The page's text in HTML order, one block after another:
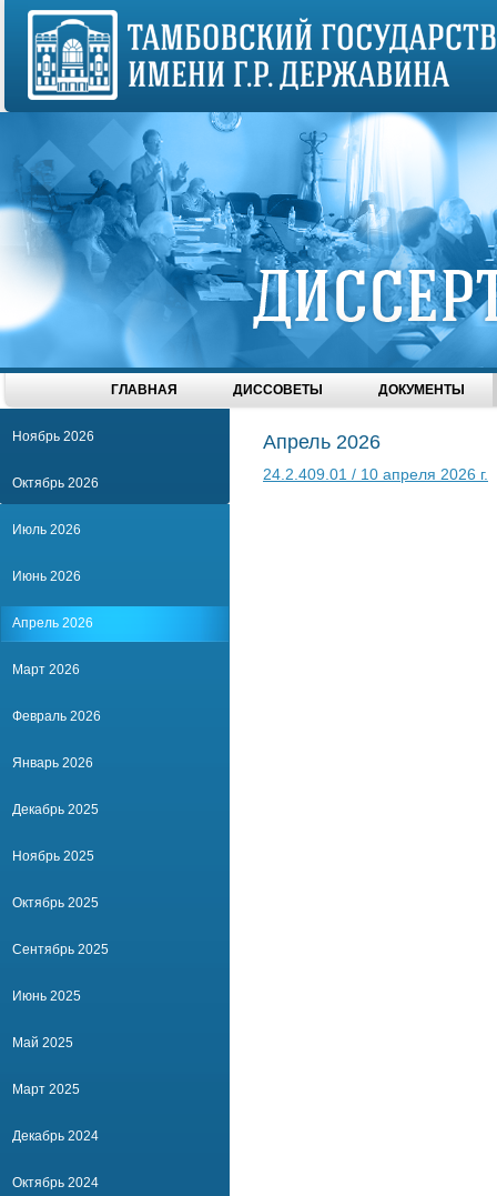
ГЛАВНАЯ ДИССОВЕТЫ ДОКУМЕНТЫ
Ноябрь 2026
Октябрь 2026
Июль 2026
Июнь 2026
Апрель 2026
Март 2026
Февраль 2026
Январь 2026
Декабрь 2025
Ноябрь 2025
Октябрь 2025
Сентябрь 2025
Июнь 2025
Май 2025
Март 2025
Декабрь 2024
Октябрь 2024
Апрель 2026
24.2.409.01 / 10 апреля 2026 г.